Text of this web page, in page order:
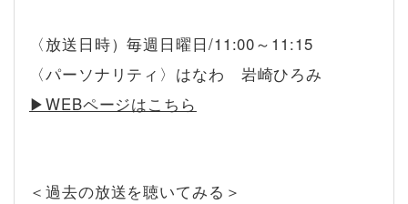
〈放送日時）毎週日曜日/11:00～11:15
〈パーソナリティ〉はなわ 岩崎ひろみ
▶︎WEBページはこちら
＜過去の放送を聴いてみる＞